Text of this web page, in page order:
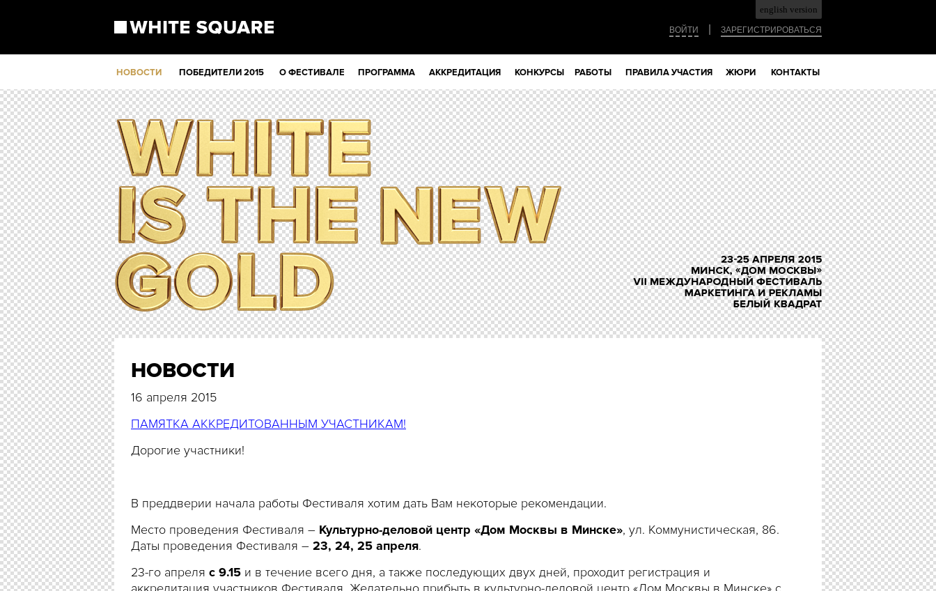
english version
ВОЙТИ ЗАРЕГИСТРИРОВАТЬСЯ
НОВОСТИ ПОБЕДИТЕЛИ 2015 О ФЕСТИВАЛЕ ПРОГРАММА АККРЕДИТАЦИЯ КОНКУРСЫ РАБОТЫ ПРАВИЛА УЧАСТИЯ ЖЮРИ КОНТАКТЫ
НОВОСТИ
16 апреля 2015
ПАМЯТКА АККРЕДИТОВАННЫМ УЧАСТНИКАМ!
Дорогие участники!
В преддверии начала работы Фестиваля хотим дать Вам некоторые рекомендации.
Место проведения Фестиваля – Культурно-деловой центр «Дом Москвы в Минске», ул. Коммунистическая, 86.
Даты проведения Фестиваля – 23, 24, 25 апреля.
23-го апреля с 9.15 и в течение всего дня, а также последующих двух дней, проходит регистрация и